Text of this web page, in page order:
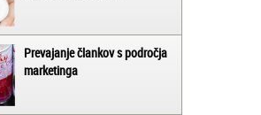
Prevajanje člankov s področja
marketinga